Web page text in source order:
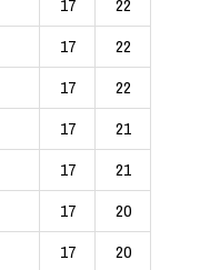
17
22
17
22
17
22
17
21
17
21
17
20
17
20